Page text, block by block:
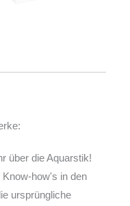
über die Aquarstik!
how's in den
ursprüngliche